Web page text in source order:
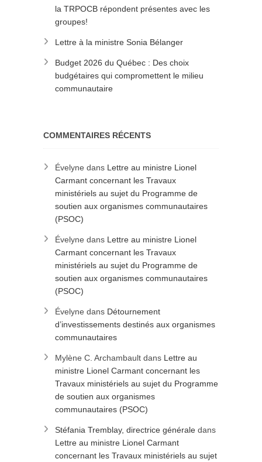
la TRPOCB répondent présentes avec les
groupes!
Lettre à la ministre Sonia Bélanger
Budget 2026 du Québec : Des choix
budgétaires qui compromettent le milieu
communautaire
COMMENTAIRES RÉCENTS
Évelyne dans Lettre au ministre Lionel
Carmant concernant les Travaux
ministériels au sujet du Programme de
soutien aux organismes communautaires
(PSOC)
Évelyne dans Lettre au ministre Lionel
Carmant concernant les Travaux
ministériels au sujet du Programme de
soutien aux organismes communautaires
(PSOC)
Évelyne dans Détournement
d’investissements destinés aux organismes
communautaires
Mylène C. Archambault dans Lettre au
ministre Lionel Carmant concernant les
Travaux ministériels au sujet du Programme
de soutien aux organismes
communautaires (PSOC)
Stéfania Tremblay, directrice générale dans
Lettre au ministre Lionel Carmant
concernant les Travaux ministériels au sujet